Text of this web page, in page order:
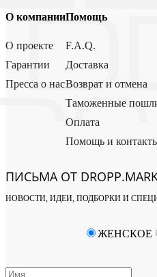
О компании
О проекте
Гарантии
Пресса о нас
Помощь
F.A.Q.
Доставка
Возврат и отмена
Таможенные
Оплата
Помощь и
ПИСЬМА ОТ
НОВОСТИ, ИДЕИ, ПОДБОРКИ И
ЖЕНСКОЕ